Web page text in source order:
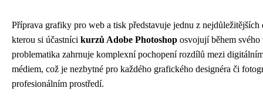
Příprava grafiky pro web a tisk představuje jednu z nejdůležitějších
kterou si účastníci kurzů Adobe Photoshop osvojují během
problematika zahrnuje komplexní pochopení rozdílů mezi
médiem, což je nezbytné pro každého grafického designéra či
profesionálním prostředí.